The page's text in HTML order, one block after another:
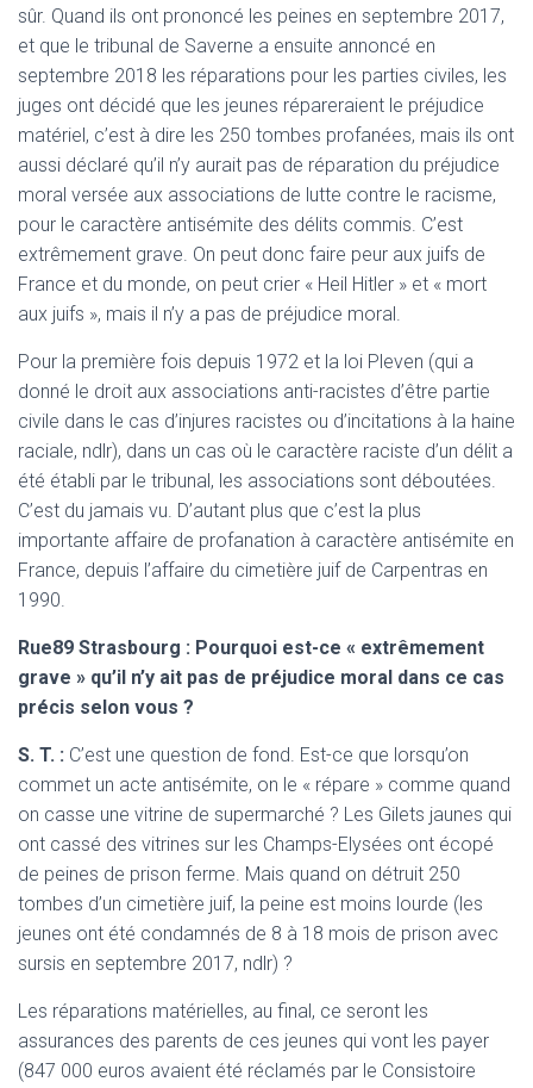
sûr. Quand ils ont prononcé les peines en septembre 2017,
et que le tribunal de Saverne a ensuite annoncé en
septembre 2018 les réparations pour les parties civiles, les
juges ont décidé que les jeunes répareraient le préjudice
matériel, c’est à dire les 250 tombes profanées, mais ils ont
aussi déclaré qu’il n’y aurait pas de réparation du préjudice
moral versée aux associations de lutte contre le racisme,
pour le caractère antisémite des délits commis. C’est
extrêmement grave. On peut donc faire peur aux juifs de
France et du monde, on peut crier « Heil Hitler » et « mort
aux juifs », mais il n’y a pas de préjudice moral.
Pour la première fois depuis 1972 et la loi Pleven (qui a
donné le droit aux associations anti-racistes d’être partie
civile dans le cas d’injures racistes ou d’incitations à la haine
raciale, ndlr), dans un cas où le caractère raciste d’un délit a
été établi par le tribunal, les associations sont déboutées.
C’est du jamais vu. D’autant plus que c’est la plus
importante affaire de profanation à caractère antisémite en
France, depuis l’affaire du cimetière juif de Carpentras en
1990.
Rue89 Strasbourg : Pourquoi est-ce « extrêmement
grave » qu’il n’y ait pas de préjudice moral dans ce cas
précis selon vous ?
S. T. : C’est une question de fond. Est-ce que lorsqu’on
commet un acte antisémite, on le « répare » comme quand
on casse une vitrine de supermarché ? Les Gilets jaunes qui
ont cassé des vitrines sur les Champs-Elysées ont écopé
de peines de prison ferme. Mais quand on détruit 250
tombes d’un cimetière juif, la peine est moins lourde (les
jeunes ont été condamnés de 8 à 18 mois de prison avec
sursis en septembre 2017, ndlr) ?
Les réparations matérielles, au final, ce seront les
assurances des parents de ces jeunes qui vont les payer
(847 000 euros avaient été réclamés par le Consistoire